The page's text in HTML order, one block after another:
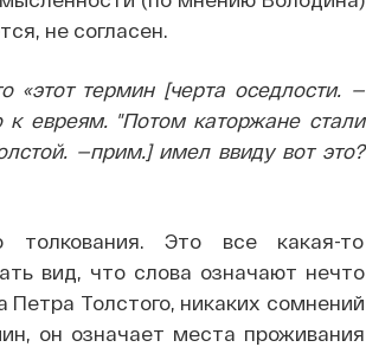
не согласен.
«этот термин [черта оседлости. —
евреям. "Потом каторжане стали
—прим.] имел ввиду вот это?
толкования. Это все какая-то
вид, что слова означают нечто
Петра Толстого, никаких сомнений
он означает места проживания